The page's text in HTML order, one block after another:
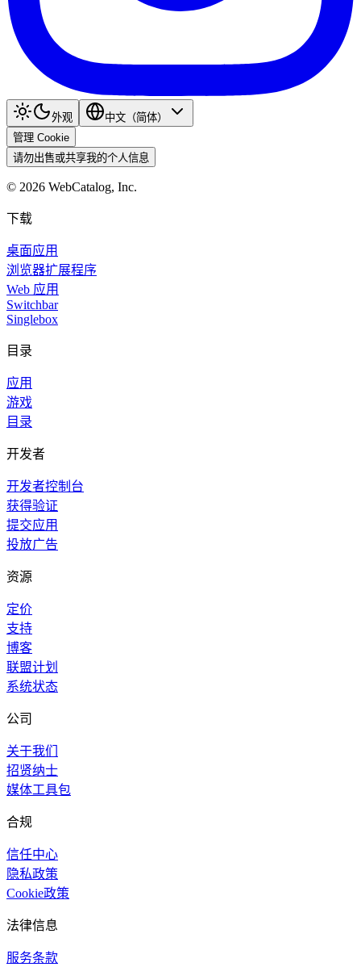
外观
中文（简体）
管理 Cookie
请勿出售或共享我的个人信息
© 2026 WebCatalog, Inc.
下载
桌面应用
浏览器扩展程序
Web 应用
Switchbar
Singlebox
目录
应用
游戏
目录
开发者
开发者控制台
获得验证
提交应用
投放广告
资源
定价
支持
博客
联盟计划
系统状态
公司
关于我们
招贤纳士
媒体工具包
合规
信任中心
隐私政策
Cookie政策
法律信息
服务条款